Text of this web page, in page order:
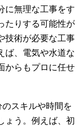
に無理な工事をす
たりする可能性が
技術が必要な工事
ば、電気や水道な
からもプロに任せ
スキルや時間を
ょう。例えば、初